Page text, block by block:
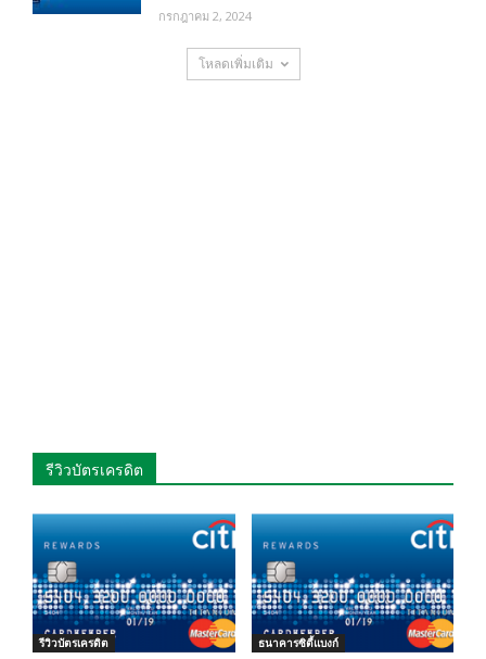
กรกฎาคม 2, 2024
โหลดเพิ่มเติม
รีวิวบัตรเครดิต
รีวิวบัตรเครดิต ธนาคารซิตี้แบงก์